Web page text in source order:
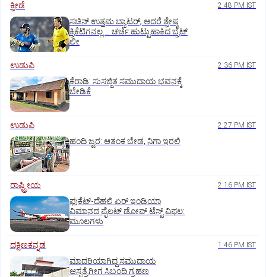
ಕ್ರೀಡೆ 2:48 PM IST
ಸಚಿನ್‌ ಉತ್ತಮ ಬ್ಯಾಟರ್‌, ಆದರೆ ಶ್ರೇಷ್ಠ
ಕ್ರಿಕೆಟಿಗನಲ್ಲ…: ಚರ್ಚೆ ಹುಟ್ಟುಹಾಕಿದ ಬ್ರೆಟ್‌
ಲೀ
ಉಡುಪಿ 2:36 PM IST
ಕೆರಾಡಿ: ಸುಸಜ್ಜಿತ ಸಮುದಾಯ ಭವನಕ್ಕೆ
ಬೇಡಿಕೆ
ಉಡುಪಿ 2:27 PM IST
ಹಂದಿ ಜ್ವರ: ಆತಂಕ ಬೇಡ, ನಿಗಾ ಇರಲಿ
ರಾಷ್ಟ್ರೀಯ 2:16 PM IST
ಫುಕೆಟ್‌-ದೆಹಲಿ ಏರ್‌ ಇಂಡಿಯಾ
ವಿಮಾನದ ಪೈಲಟ್‌ ಡೋಪ್‌ ಟೆಸ್ಟ್‌ ವಿಫಲ:
ಮೂಲಗಳು
ದಕ್ಷಿಣಕನ್ನಡ 1:46 PM IST
ಮಾದರಿಯಾಗಿದ್ದ ಸಮುದಾಯ
ಆಸ್ಪತ್ರೆಗೀಗ ಸಿಬಂದಿ ಗ್ರಹಣ